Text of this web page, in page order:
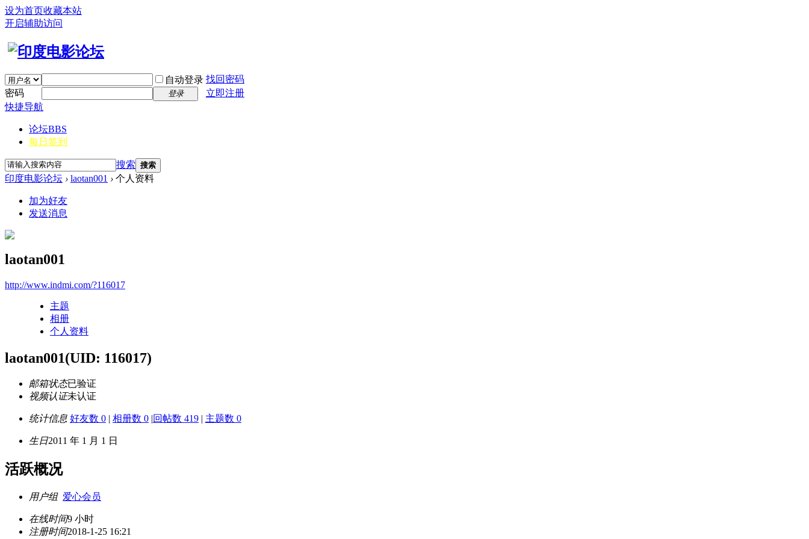
设为首页收藏本站
开启辅助访问
自动登录 找回密码
密码
登录
立即注册
快捷导航
论坛BBS
每日签到
搜索 搜索
印度电影论坛 › laotan001 › 个人资料
加为好友
发送消息
laotan001
http://www.indmi.com/?116017
主题
相册
个人资料
laotan001(UID: 116017)
邮箱状态已验证
视频认证未认证
统计信息 好友数 0 | 相册数 0 |回帖数 419 | 主题数 0
生日2011 年 1 月 1 日
活跃概况
用户组 爱心会员
在线时间9 小时
注册时间2018-1-25 16:21